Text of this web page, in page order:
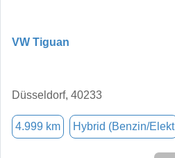
VW Tiguan
Düsseldorf, 40233
4.999 km Hybrid (Benzin/Elekt